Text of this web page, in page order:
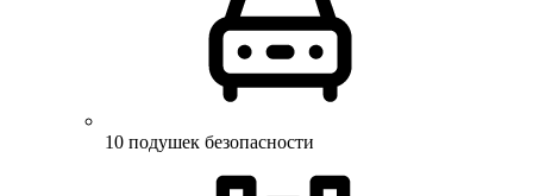
10 подушек безопасности